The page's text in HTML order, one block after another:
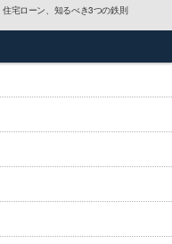
住宅ローン、知るべき3つの鉄則